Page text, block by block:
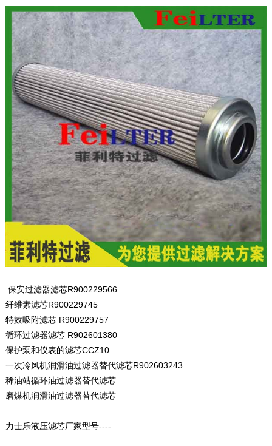
保安过滤器滤芯R900229566
纤维素滤芯R900229745
特效吸附滤芯 R900229757
循环过滤器滤芯 R902601380
保护泵和仪表的滤芯CCZ10
一次冷风机润滑油过滤器替代滤芯R902603243
稀油站循环油过滤器替代滤芯
磨煤机润滑油过滤器替代滤芯
力士乐液压滤芯厂家型号----